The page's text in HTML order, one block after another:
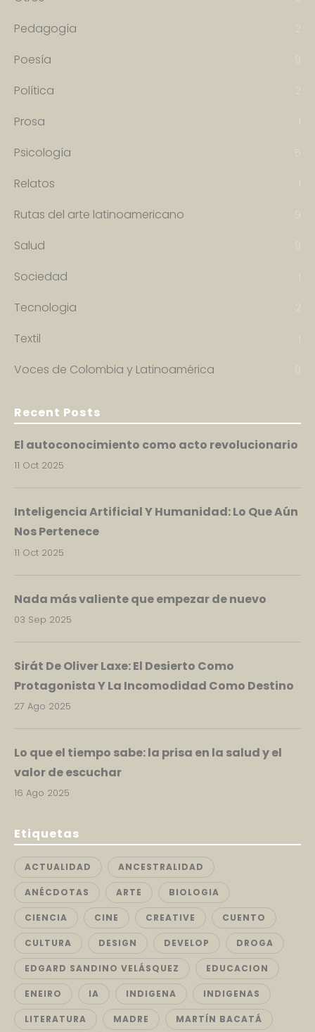
Pedagogía 2
Poesía 9
Política 2
Prosa 1
Psicología 5
Relatos 1
Rutas del arte latinoamericano 9
Salud 9
Sociedad 1
Tecnologia 2
Textil 1
Voces de Colombia y Latinoamérica 6
Recent Posts
El autoconocimiento como acto revolucionario
11 Oct 2025
Inteligencia Artificial Y Humanidad: Lo Que Aún
Nos Pertenece
11 Oct 2025
Nada más valiente que empezar de nuevo
03 Sep 2025
Sirát De Oliver Laxe: El Desierto Como
Protagonista Y La Incomodidad Como Destino
27 Ago 2025
Lo que el tiempo sabe: la prisa en la salud y el
valor de escuchar
16 Ago 2025
Etiquetas
ACTUALIDAD ANCESTRALIDAD
ANÉCDOTAS ARTE BIOLOGIA
CIENCIA CINE CREATIVE CUENTO
CULTURA DESIGN DEVELOP DROGA
EDGARD SANDINO VELÁSQUEZ EDUCACION
ENEIRO IA INDIGENA INDIGENAS
LITERATURA MADRE MARTÍN BACATÁ